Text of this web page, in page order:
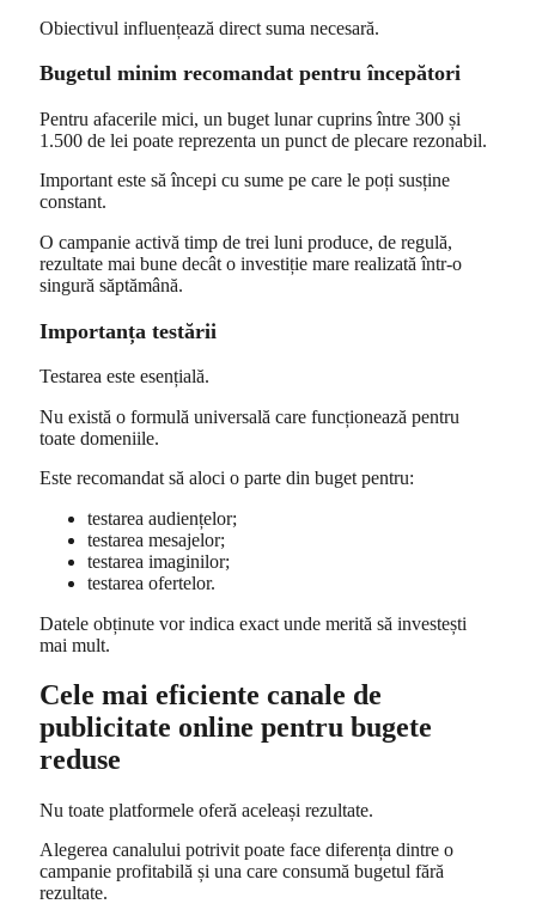
Obiectivul influențează direct suma necesară.
Bugetul minim recomandat pentru începători
Pentru afacerile mici, un buget lunar cuprins între 300 și
1.500 de lei poate reprezenta un punct de plecare rezonabil.
Important este să începi cu sume pe care le poți susține
constant.
O campanie activă timp de trei luni produce, de regulă,
rezultate mai bune decât o investiție mare realizată într-o
singură săptămână.
Importanța testării
Testarea este esențială.
Nu există o formulă universală care funcționează pentru
toate domeniile.
Este recomandat să aloci o parte din buget pentru:
testarea audiențelor;
testarea mesajelor;
testarea imaginilor;
testarea ofertelor.
Datele obținute vor indica exact unde merită să investești
mai mult.
Cele mai eficiente canale de
publicitate online pentru bugete
reduse
Nu toate platformele oferă aceleași rezultate.
Alegerea canalului potrivit poate face diferența dintre o
campanie profitabilă și una care consumă bugetul fără
rezultate.